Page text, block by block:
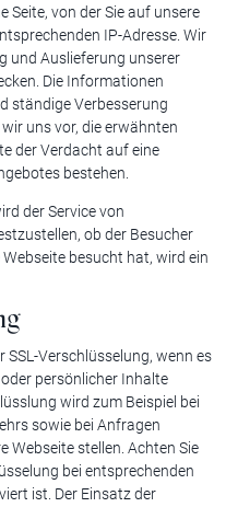
Seite, von der Sie auf unsere
IP-Adresse. Wir
und Auslieferung unserer
Die Informationen
ständige Verbesserung
uns vor, die erwähnten
der Verdacht auf eine
bestehen.
der Service von
ob der Besucher
besucht hat, wird ein
SSL-Verschlüsselung, wenn es
persönlicher Inhalte
wird zum Beispiel bei
sowie bei Anfragen
Webseite stellen. Achten Sie
bei entsprechenden
ist. Der Einsatz der